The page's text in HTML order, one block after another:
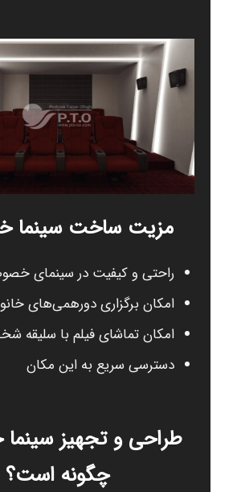
مزیت ساخت سینما
راحتی و کیفیت در سینمای
امکان برگزاری دورهمی‌های
امکان تماشای فیلم با سلیقه
دسترسی سریع به این مکان
طراحی و تجهیز
چگونه است؟